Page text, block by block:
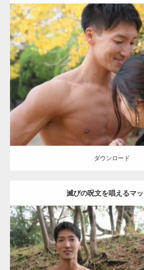
Update: 2021.07.8
Category:公園のマッチョ その他 AKIHITO(
筋
ダウンロード
ダウンロード
滅びの呪文を唱えるマ
Update:2021.07.8
【YouTube】マッチ
ギネス世界記録…
【TV】TBS番組「ひる
ラスが紹介されま…
TOKYO FMラジオ番